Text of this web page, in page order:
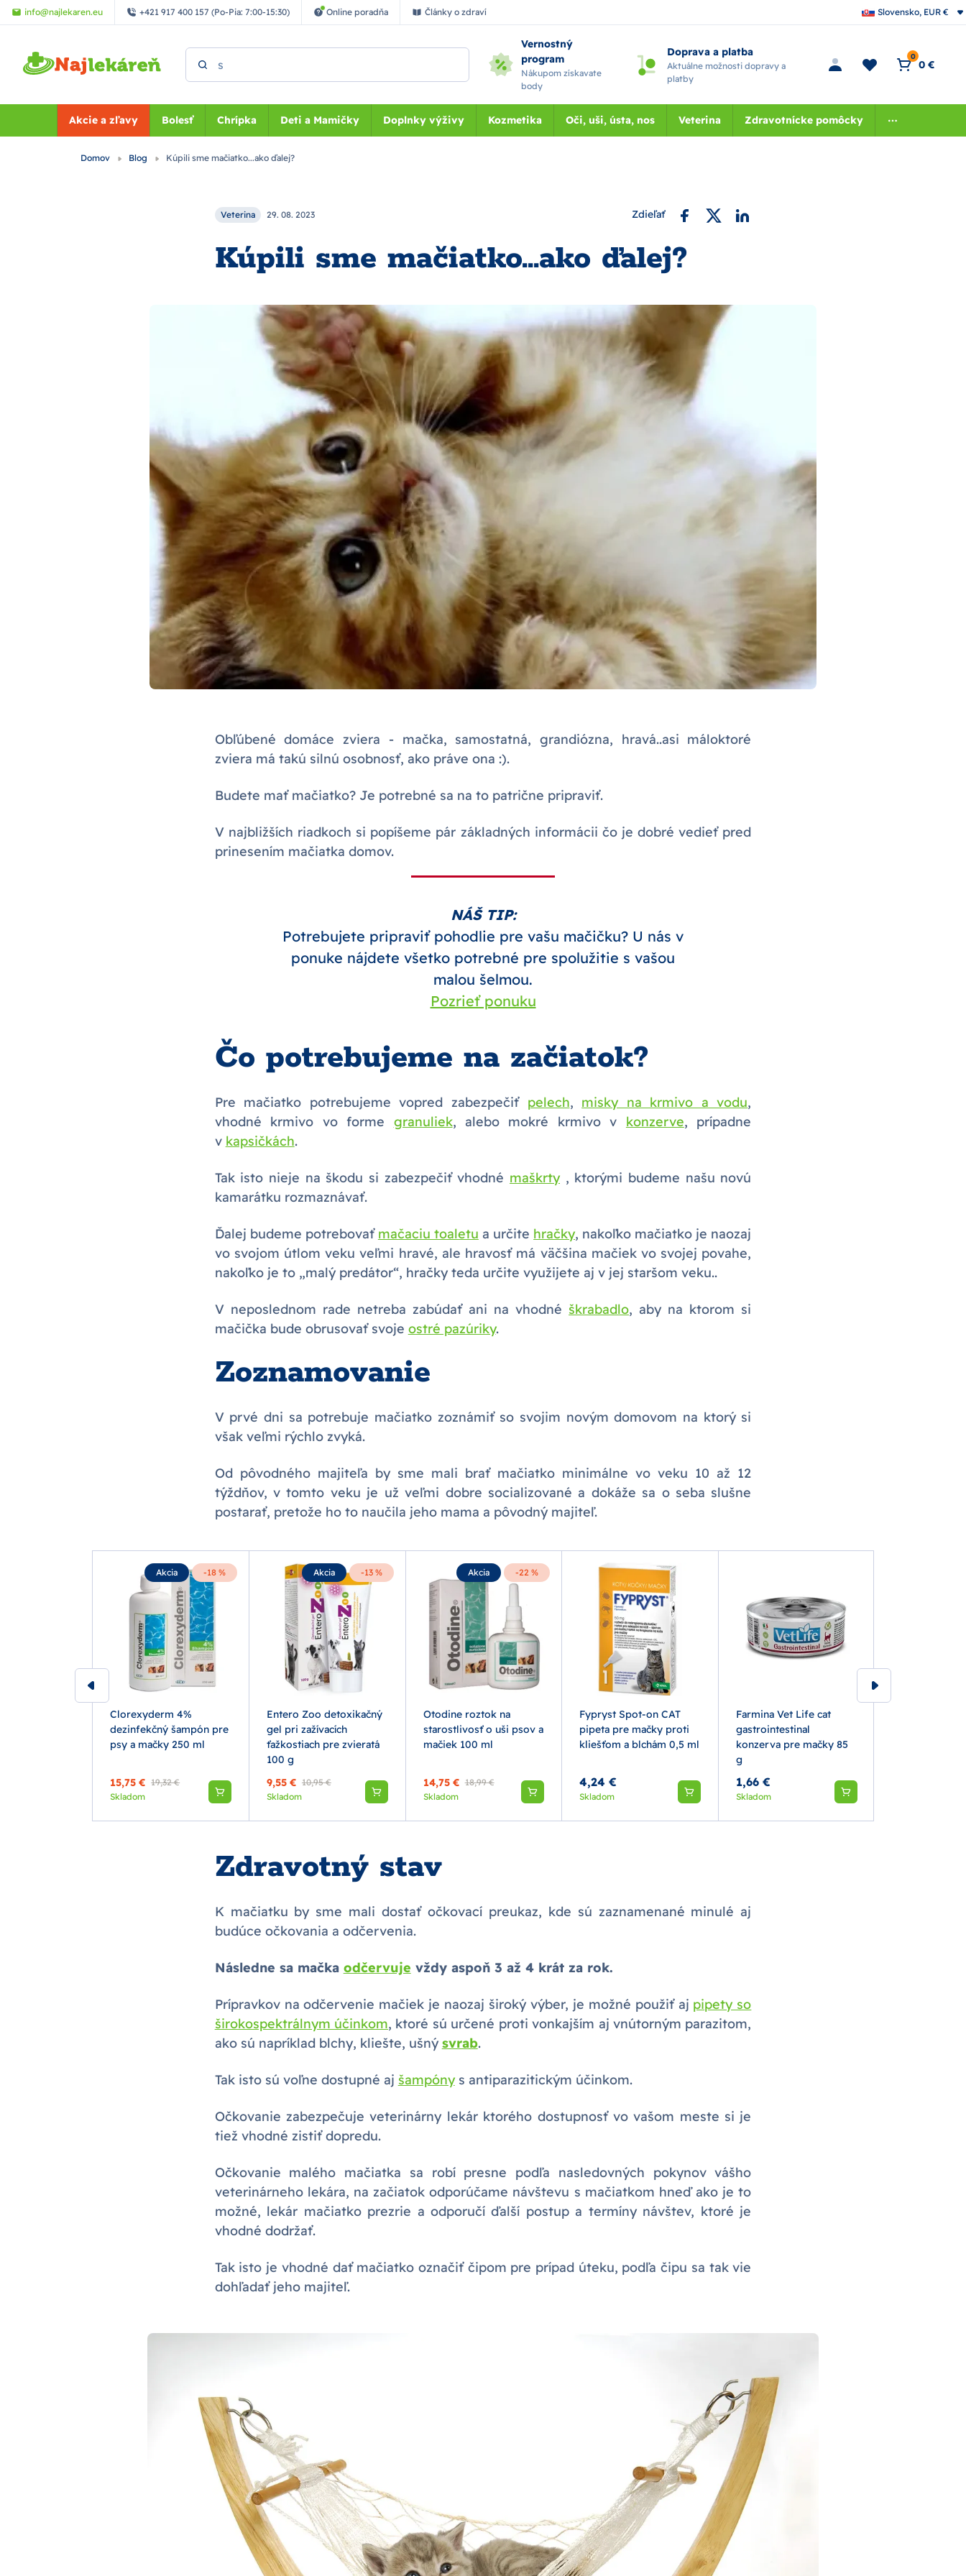
Preskočiť na hlavný obsah
info@najlekaren.eu +421 917 400 157 (Po-Pia: 7:00-15:30) Online poradňa Články o zdraví Slovensko, EUR €
Vernostný
program
Nákupom získavate
body
Doprava a platba
Aktuálne možnosti dopravy a
platby
0
0 €
Akcie a zľavy Bolesť Chrípka Deti a Mamičky Doplnky výživy Kozmetika Oči, uši, ústa, nos Veterina Zdravotnícke pomôcky
Domov Blog Kúpili sme mačiatko...ako ďalej?
Veterina 29. 08. 2023 Zdieľať
Kúpili sme mačiatko...ako ďalej?
Obľúbené domáce zviera - mačka, samostatná, grandiózna, hravá..asi máloktoré
zviera má takú silnú osobnosť, ako práve ona :).
Budete mať mačiatko? Je potrebné sa na to patrične pripraviť.
V najbližších riadkoch si popíšeme pár základných informácii čo je dobré vedieť pred
prinesením mačiatka domov.
NÁŠ TIP:
Potrebujete pripraviť pohodlie pre vašu mačičku? U nás v
ponuke nájdete všetko potrebné pre spolužitie s vašou
malou šelmou.
Pozrieť ponuku
Čo potrebujeme na začiatok?
Pre mačiatko potrebujeme vopred zabezpečiť pelech, misky na krmivo a vodu,
vhodné krmivo vo forme granuliek, alebo mokré krmivo v konzerve, prípadne
v kapsičkách.
Tak isto nieje na škodu si zabezpečiť vhodné maškrty, ktorými budeme našu novú
kamarátku rozmaznávať.
Ďalej budeme potrebovať mačaciu toaletu a určite hračky, nakoľko mačiatko je naozaj
vo svojom útlom veku veľmi hravé, ale hravosť má väčšina mačiek vo svojej povahe,
nakoľko je to „malý predátor“, hračky teda určite využijete aj v jej staršom veku..
V neposlednom rade netreba zabúdať ani na vhodné škrabadlo, aby na ktorom si
mačička bude obrusovať svoje ostré pazúriky.
Zoznamovanie
V prvé dni sa potrebuje mačiatko zoznámiť so svojim novým domovom na ktorý si
však veľmi rýchlo zvyká.
Od pôvodného majiteľa by sme mali brať mačiatko minimálne vo veku 10 až 12
týždňov, v tomto veku je už veľmi dobre socializované a dokáže sa o seba slušne
postarať, pretože ho to naučila jeho mama a pôvodný majiteľ.
Akcia -18 %
Clorexyderm 4%
dezinfekčný šampón pre
psy a mačky 250 ml
15,75 € 19,32 €
Skladom
Akcia -13 %
Entero Zoo detoxikačný
gel pri zažívacích
ťažkostiach pre zvieratá
100 g
9,55 € 10,95 €
Skladom
Akcia -22 %
Otodine roztok na
starostlivosť o uši psov a
mačiek 100 ml
14,75 € 18,99 €
Skladom
Fypryst Spot-on CAT
pipeta pre mačky proti
kliešťom a blchám 0,5 ml
4,24 €
Skladom
Farmina Vet Life cat
gastrointestinal
konzerva pre mačky 85
g
1,66 €
Skladom
Zdravotný stav
K mačiatku by sme mali dostať očkovací preukaz, kde sú zaznamenané minulé aj
budúce očkovania a odčervenia.
Následne sa mačka odčervuje vždy aspoň 3 až 4 krát za rok.
Prípravkov na odčervenie mačiek je naozaj široký výber, je možné použiť aj pipety so
širokospektrálnym účinkom, ktoré sú určené proti vonkajším aj vnútorným parazitom,
ako sú napríklad blchy, kliešte, ušný svrab.
Tak isto sú voľne dostupné aj šampónys antiparazitickým účinkom.
Očkovanie zabezpečuje veterinárny lekár ktorého dostupnosť vo vašom meste si je
tiež vhodné zistiť dopredu.
Očkovanie malého mačiatka sa robí presne podľa nasledovných pokynov vášho
veterinárneho lekára, na začiatok odporúčame návštevu s mačiatkom hneď ako je to
možné, lekár mačiatko prezrie a odporučí ďalší postup a termíny návštev, ktoré je
vhodné dodržať.
Tak isto je vhodné dať mačiatko označiť čipom pre prípad úteku, podľa čipu sa tak vie
dohľadať jeho majiteľ.